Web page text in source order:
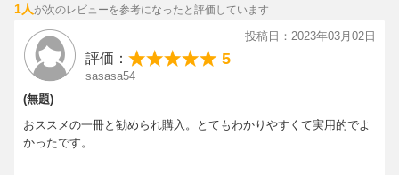
1人が次のレビューを参考になったと評価しています
投稿日：2023年03月02日
評価： 5
sasasa54
(無題)
おススメの一冊と勧められ購入。とてもわかりやすくて実用的でよ
かったです。